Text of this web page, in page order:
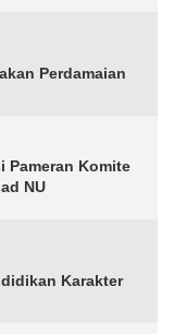
Perdamaian
Pameran Komite
NU
Karakter